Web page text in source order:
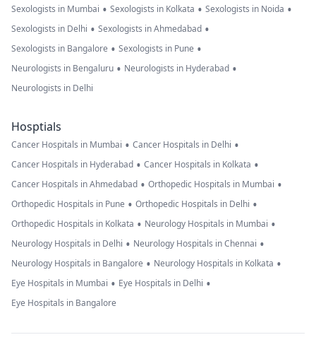
Sexologists in Mumbai • Sexologists in Kolkata • Sexologists in Noida •
Sexologists in Delhi • Sexologists in Ahmedabad •
Sexologists in Bangalore • Sexologists in Pune •
Neurologists in Bengaluru • Neurologists in Hyderabad •
Neurologists in Delhi
Hosptials
Cancer Hospitals in Mumbai • Cancer Hospitals in Delhi •
Cancer Hospitals in Hyderabad • Cancer Hospitals in Kolkata •
Cancer Hospitals in Ahmedabad • Orthopedic Hospitals in Mumbai •
Orthopedic Hospitals in Pune • Orthopedic Hospitals in Delhi •
Orthopedic Hospitals in Kolkata • Neurology Hospitals in Mumbai •
Neurology Hospitals in Delhi • Neurology Hospitals in Chennai •
Neurology Hospitals in Bangalore • Neurology Hospitals in Kolkata •
Eye Hospitals in Mumbai • Eye Hospitals in Delhi •
Eye Hospitals in Bangalore